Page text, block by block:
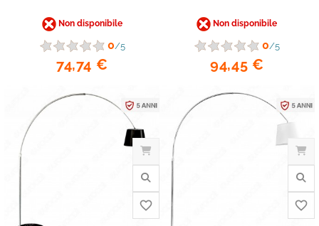
Non disponibile
0/5
74,74 €
Non disponibile
0/5
94,45 €